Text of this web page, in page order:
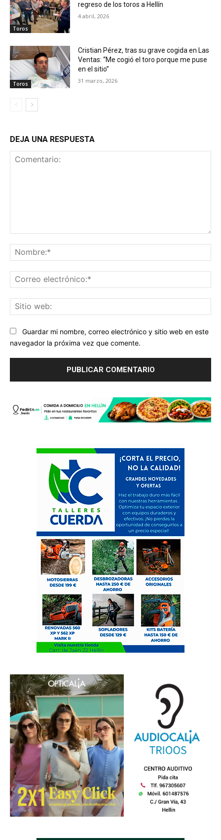
Toros
regreso de los toros a Hellín
4 abril, 2026
Toros
Cristian Pérez, tras su grave cogida en Las
Ventas: “Me cogió el toro porque me puse
en el sitio”
31 marzo, 2026
DEJA UNA RESPUESTA
Guardar mi nombre, correo electrónico y sitio web en este
navegador la próxima vez que comente.